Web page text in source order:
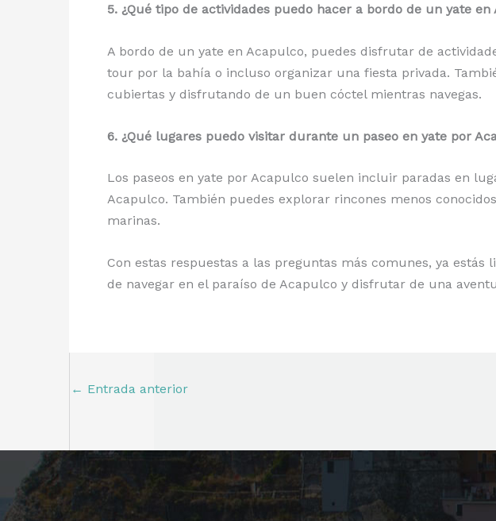
5. ¿Qué tipo de actividades puedo hacer a bordo de un yate en
A bordo de un yate en Acapulco, puedes disfrutar de
tour por la bahía o incluso organizar una fiesta privada.
cubiertas y disfrutando de un buen cóctel mientras navegas.
6. ¿Qué lugares puedo visitar durante un paseo en yate por
Los paseos en yate por Acapulco suelen incluir paradas en
Acapulco. También puedes explorar rincones menos
marinas.
Con estas respuestas a las preguntas más comunes, ya
de navegar en el paraíso de Acapulco y disfrutar de una
← Entrada anterior